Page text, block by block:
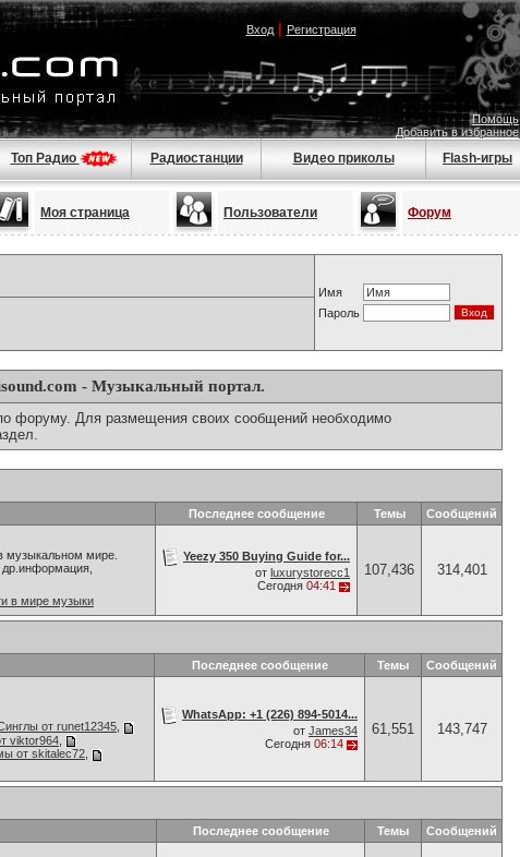
Вход| Регистрация
Помощь
Добавить в избранное
Топ Радио Радиостанции Видео приколы Flash-игры
Моя страница Пользователи Форум
Имя
Пароль
- Музыкальный портал.
форуму. Для размещения своих сообщений необходимо
Последнее сообщение Темы Сообщений
музыкальном мире.
др.информация,
в мире музыки
Yeezy 350 Buying Guide for...
от luxurystorecc1
Сегодня 04:41
107,436 314,401
Последнее сообщение Темы Сообщений
от runet12345
viktor964
от skitalec72
WhatsApp: +1 (226) 894-5014​...
от James34
Сегодня 06:14
61,551 143,747
Последнее сообщение Темы Сообщений